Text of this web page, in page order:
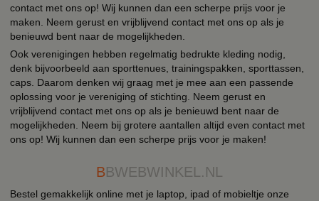
contact met ons op! Wij kunnen dan een scherpe prijs voor je
maken. Neem gerust en vrijblijvend contact met ons op als je
benieuwd bent naar de mogelijkheden.
Ook verenigingen hebben regelmatig bedrukte kleding nodig,
denk bijvoorbeeld aan sporttenues, trainingspakken, sporttassen,
caps. Daarom denken wij graag met je mee aan een passende
oplossing voor je vereniging of stichting. Neem gerust en
vrijblijvend contact met ons op als je benieuwd bent naar de
mogelijkheden. Neem bij grotere aantallen altijd even contact met
ons op! Wij kunnen dan een scherpe prijs voor je maken!
BBWEBWINKEL.NL
Bestel gemakkelijk online met je laptop, ipad of mobieltje onze